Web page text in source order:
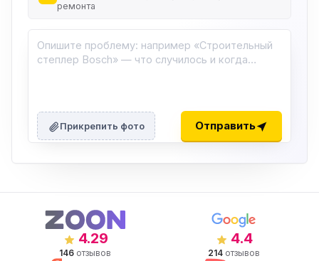
ремонта
Прикрепить фото Отправить
4.29
146 отзывов
4.4
214 отзывов